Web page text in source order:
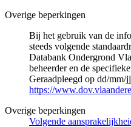
Overige beperkingen
Bij het gebruik van de
steeds volgende
Databank Ondergrond
beheerder en de
Geraadpleegd op dd/mm/
https://
Overige beperkingen
Volgende